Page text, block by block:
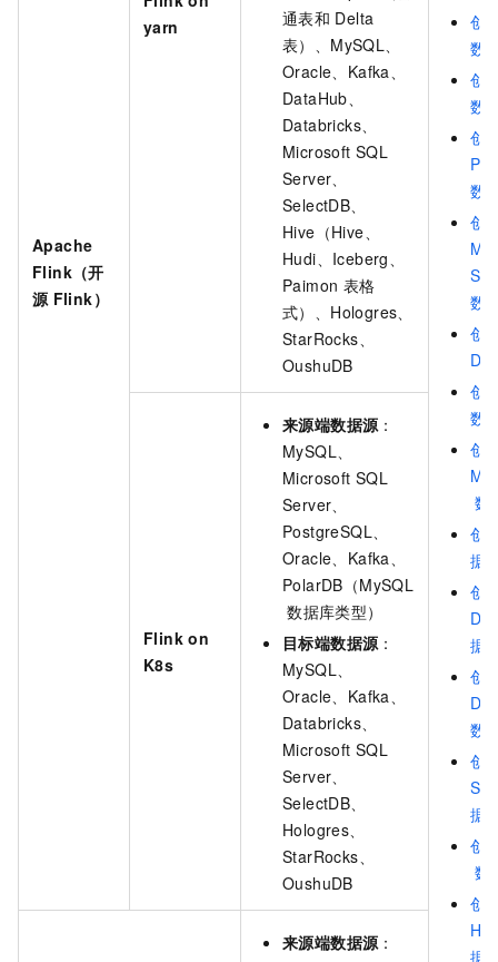
Apache
Flink（开
源 Flink）
yarn
通表和 Delta
表）、MySQL、
Oracle、Kafka、
DataHub、
Databricks、
Microsoft SQL
Server、
SelectDB、
Hive（Hive、
Hudi、Iceberg、
Paimon 表格
式）、Hologres、
StarRocks、
OushuDB
创
数
创
数
创
数
创
数
创
创
数
创
数
创
据
创
据
创
数
创
据
创
数
创
据
Flink on
K8s
来源端数据源 ：
MySQL、
Microsoft SQL
Server、
PostgreSQL、
Oracle、Kafka、
PolarDB（MySQL
数据库类型）
目标端数据源 ：
MySQL、
Oracle、Kafka、
Databricks、
Microsoft SQL
Server、
SelectDB、
Hologres、
StarRocks、
OushuDB
来源端数据源 ：